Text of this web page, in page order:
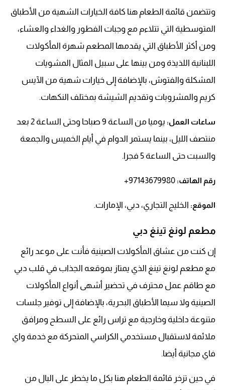
وتتضمن قائمة الطعام هنا كافة الخيارات الشهية من الأطباق
المتوسطية التي تتلاءم مع وجبات الفطور والغداء والعشاء،
ومن أكثر الأطباق التي يقدمها المطعم شهرة المأكولات
اللبنانية اللذيذة ومن بينها على سبيل المثال المشويات
المشكلة والفتوش، بالإضافة إلى خيارات شهية من الآيس
كريم والمشروبات وتقديم الشيشة بمختلف النكهات.
ساعات العمل:
يوميا من الساعة 9 صباحا وحتى الساعة 2 بعد
منتصف الليل، بينما يستمر الدوام في أيام الخميس والجمعة
والسبت حتى الساعة 5 فجرا.
رقم الهاتف:
الموقع: الخليج التجاري، دبي، الإمارات.
مطعم لونغ تينغ دبي
إن كنت من عشاق المأكولات الصينية فأنت على موعد رائع
مع مطعم لونغ تينغ الذي يمتاز بموقعه الجذاب في قلب دبي
مع طاقم عمل محترف في تحضير أشهى أنواع المأكولات
الصينية ولا سيما الأطباق البحرية، بالإضافة إلى توفير جلسات
متنوعة داخلية وخارجية مع تراس رائع على السطح ومرافق
ملائمة لاستقبال مستخدمي الكراسي المتحركة مع خدمة واي
فاي مجانية أيضا.
في حين تزخر قائمة الطعام هنا بكل ما يخطر على البال من